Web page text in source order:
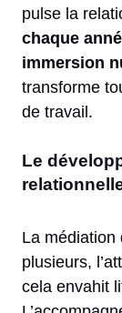
pulse la
chaque
immersion
transforme
de travail.
Le
La médiation
plusieurs,
cela envahit